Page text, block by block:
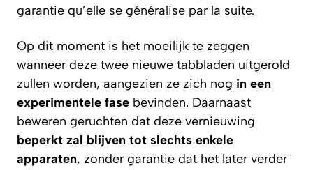
garantie qu’elle se généralise par la suite.
Op dit moment is het moeilijk te zeggen
wanneer deze twee nieuwe tabbladen uitgerold
zullen worden, aangezien ze zich nog in een
experimentele fase bevinden. Daarnaast
beweren geruchten dat deze vernieuwing
beperkt zal blijven tot slechts enkele
apparaten, zonder garantie dat het later verder